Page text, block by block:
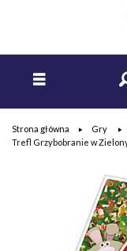
Strona główna Gry
Trefl Grzybobranie w